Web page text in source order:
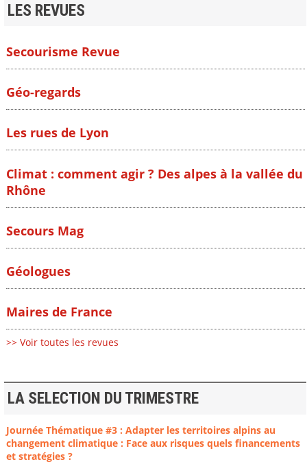
LES REVUES
Secourisme Revue
Géo-regards
Les rues de Lyon
Climat : comment agir ? Des alpes à la vallée du
Rhône
Secours Mag
Géologues
Maires de France
>> Voir toutes les revues
LA SELECTION DU TRIMESTRE
Journée Thématique #3 : Adapter les territoires alpins au
changement climatique : Face aux risques quels financements
et stratégies ?